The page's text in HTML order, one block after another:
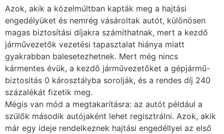
Azok, akik a közelmúltban kapták meg a hajtási
engedélyüket és nemrég vásároltak autót, különösen
magas biztosítási díjakra számíthatnak, mert a kezdő
járművezetők vezetési tapasztalat hiánya miatt
gyakrabban balesetezhetnek. Mert még nincs
kármentes évük, a kezdő járművezetőket a gépjármű-
biztosítás 0 károsztályba sorolják, és a rendes díj 240
százalékát fizetik meg.
Mégis van mód a megtakarításra: az autót például a
szülők második autójaként lehet regisztrálni. Azok, akik
már egy ideje rendelkeznek hajtási engedéllyel az első